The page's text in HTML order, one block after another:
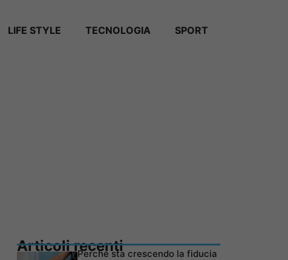
LIFE STYLE TECNOLOGIA SPORT
Articoli recentiPerché sta crescendo la fiducia